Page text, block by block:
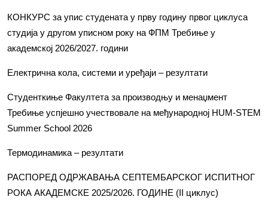
КОНКУРС за упис студената у прву годину првог циклуса
студија у другом уписном року на ФПМ Требиње у
академској 2026/2027. години
Електрична кола, системи и уређаји – резултати
Студенткиње Факултета за производњу и менаџмент
Требиње успјешно учествовале на међународној HUM-STEM
Summer School 2026
Термодинамика – резултати
РАСПОРЕД ОДРЖАВАЊА СЕПТЕМБАРСКОГ ИСПИТНОГ
РОКА АКАДЕМСКЕ 2025/2026. ГОДИНЕ (II циклус)